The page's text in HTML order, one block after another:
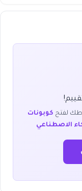
لفتح كوبونات
الاصطناعي